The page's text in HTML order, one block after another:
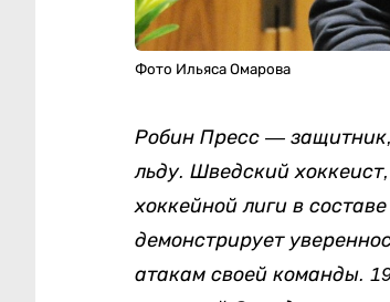
Фото Ильяса Омарова
Робин Пресс — защитник,
льду. Шведский
хоккейной лиги в
демонстрирует
атакам своей команды.